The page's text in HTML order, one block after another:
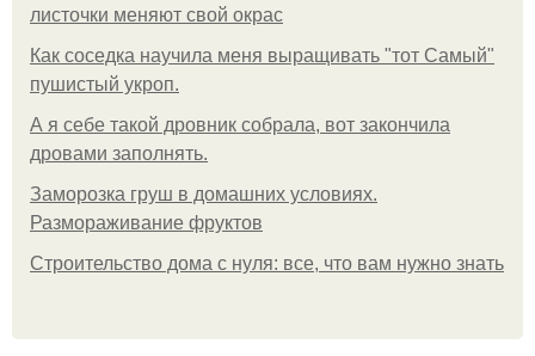
листочки меняют свой окрас
Как соседка научила меня выращивать "тот Самый"
пушистый укроп.
А я себе такой дровник собрала, вот закончила
дровами заполнять.
Заморозка груш в домашних условиях.
Размораживание фруктов
Строительство дома с нуля: все, что вам нужно знать